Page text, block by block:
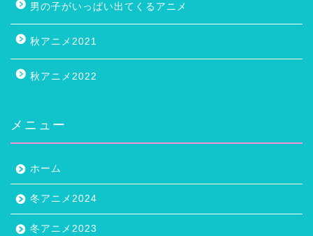
男の子がいっぱい出てくるアニメ
秋アニメ2021
秋アニメ2022
メニュー
ホーム
冬アニメ2024
冬アニメ2023